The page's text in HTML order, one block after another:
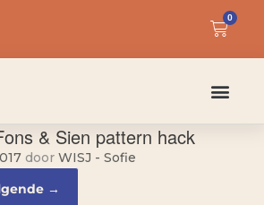
0
& Sien pattern hack
door WISJ - Sofie
→